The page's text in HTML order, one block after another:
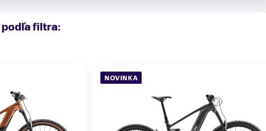
podľa filtra:
NOVINKA